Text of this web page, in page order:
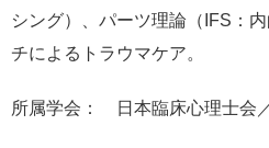
シング）、パーツ理論（IFS：
チによるトラウマケア。
所属学会： 日本臨床心理士会